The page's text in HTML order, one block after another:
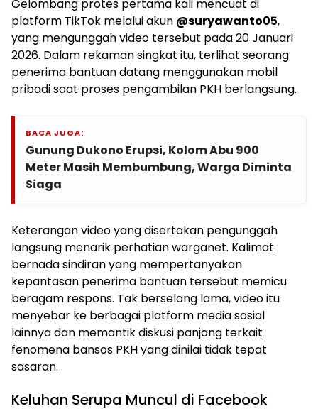
Gelombang protes pertama kali mencuat di
platform TikTok melalui akun @suryawanto05,
yang mengunggah video tersebut pada 20 Januari
2026. Dalam rekaman singkat itu, terlihat seorang
penerima bantuan datang menggunakan mobil
pribadi saat proses pengambilan PKH berlangsung.
BACA JUGA:
Gunung Dukono Erupsi, Kolom Abu 900
Meter Masih Membumbung, Warga Diminta
Siaga
Keterangan video yang disertakan pengunggah
langsung menarik perhatian warganet. Kalimat
bernada sindiran yang mempertanyakan
kepantasan penerima bantuan tersebut memicu
beragam respons. Tak berselang lama, video itu
menyebar ke berbagai platform media sosial
lainnya dan memantik diskusi panjang terkait
fenomena bansos PKH yang dinilai tidak tepat
sasaran.
Keluhan Serupa Muncul di Facebook